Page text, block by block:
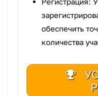
обеспечить
количества